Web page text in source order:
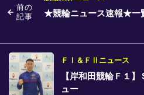
前の
記事
★競輪ニュース速報★一
ＦⅠ＆ＦⅡニュース
【岸和田競輪Ｆ１
ュー